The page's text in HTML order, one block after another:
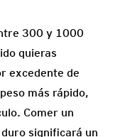
300 y 1000
quieras
excedente de
más rápido,
Comer un
significará un